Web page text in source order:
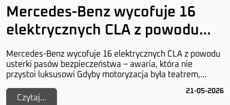
Mercedes-Benz wycofuje 16
elektrycznych CLA z powodu
usterki pasów bezpieczeństwa
Mercedes-Benz wycofuje 16 elektrycznych CLA z powodu
usterki pasów bezpieczeństwa – awaria, która nie
przystoi luksusowi Gdyby motoryzacja była teatrem,
Czytaj...
21-05-2026